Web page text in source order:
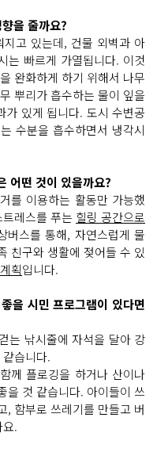
을 줄까요?
지고 있는데, 건물 외벽과 아
는 빠르게 가열됩니다. 이것
완화하게 하기 위해서 나무
뿌리가 흡수하는 물이 잎을
가 있게 됩니다. 도시 수변공
수분을 흡수하면서 냉각시
어떤 것이 있을까요?
를 이용하는 활동만 가능했
레스를 푸는 힐링 공간으로
버스를 통해, 자연스럽게 물
친구와 생활에 젖어들 수 있
획입니다.
을 시민 프로그램이 있다면
는 낚시줄에 자석을 달아 강
습니다.
께 플로깅을 하거나 산이나
을 것 같습니다. 아이들이 쓰
, 함부로 쓰레기를 만들고 버
.